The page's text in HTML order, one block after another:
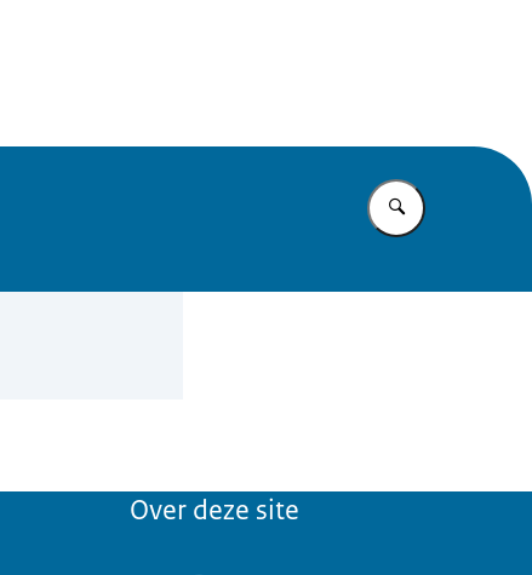
Vul in wat u
Over deze site